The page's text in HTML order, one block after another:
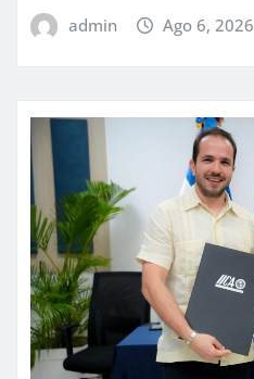
admin Ago 6, 2026